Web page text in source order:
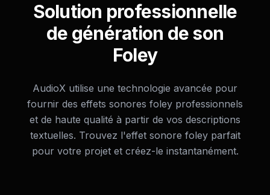
Solution professionnelle
de génération de son
Foley
AudioX utilise une technologie avancée pour
fournir des effets sonores foley professionnels
et de haute qualité à partir de vos descriptions
textuelles. Trouvez l'effet sonore foley parfait
pour votre projet et créez-le instantanément.